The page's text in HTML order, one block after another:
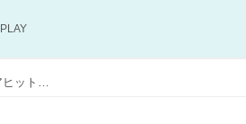
PLAY
1メートルは外さない。レジェンド・青木功のスクェアヒット習得ドリル